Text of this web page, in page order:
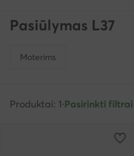
Pasiūlymas L37
Moterims
Produktai: 1·Pasirinkti filtrai